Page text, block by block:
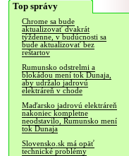
Top správy
Chrome sa bude
aktualizovať dvakrát
týždenne, v budúcnosti sa
bude aktualizovať bez
reštartov
Rumunsko odstrelmi a
blokádou mení tok Dunaja,
aby udržalo jadrovú
elektráreň v chode
Maďarsko jadrovú elektráreň
nakoniec kompletne
neodstavilo, Rumunsko mení
tok Dunaja
Slovensko.sk má opäť
technické problémy